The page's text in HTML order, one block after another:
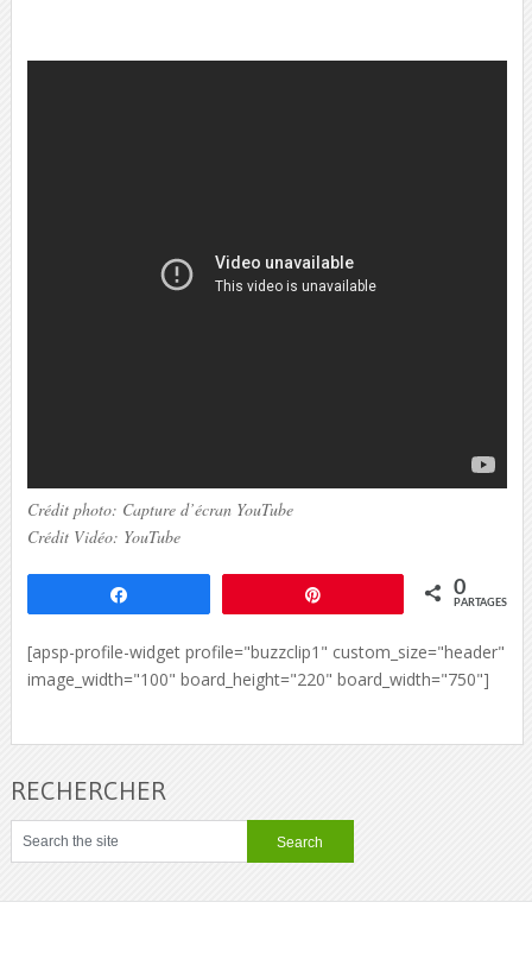
Crédit photo: Capture d’écran YouTube
Crédit Vidéo: YouTube
0
PARTAGES
[apsp-profile-widget profile="buzzclip1" custom_size="header"
image_width="100" board_height="220" board_width="750"]
RECHERCHER